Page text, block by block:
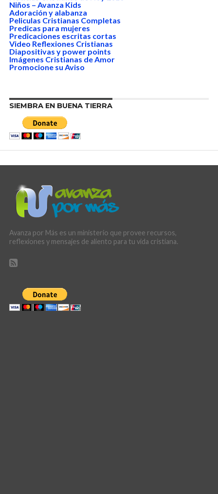
Niños – Avanza Kids
Adoración y alabanza
Peliculas Cristianas Completas
Predicas para mujeres
Predicaciones escritas cortas
Video Reflexiones Cristianas
Diapositivas y power points
Imágenes Cristianas de Amor
Promocione su Aviso
SIEMBRA EN BUENA TIERRA
Avanza por Más es un ministerio que provee recursos,
reflexiones y mensajes de aliento para tu vida cristiana.